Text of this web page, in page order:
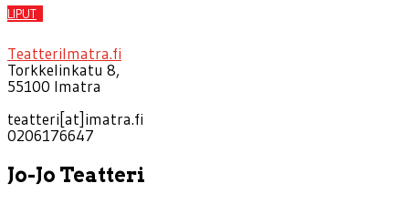
LIPUT
TeatteriImatra.fi
Torkkelinkatu 8,
55100 Imatra
teatteri[at]imatra.fi
0206176647
Jo-Jo Teatteri